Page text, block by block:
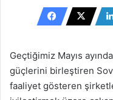
posta
Geçtiğimiz Mayıs
güçlerini birleştiren
faaliyet gösteren